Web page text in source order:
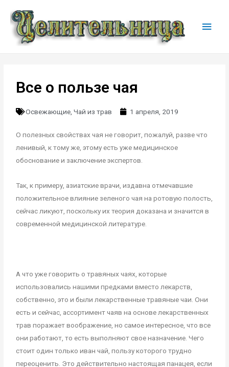
Все о пользе чая
Освежающие ,Чай из трав 1 апреля, 2019
О полезных свойствах чая не говорит, пожалуй, разве что
ленивый, к тому же, этому есть уже медицинское
обоснование и заключение экспертов.
Так, к примеру, азиатские врачи, издавна отмечавшие
положительное влияние зеленого чая на ротовую полость,
сейчас ликуют, поскольку их теория доказана и значится в
современной медицинской литературе.
А что уже говорить о травяных чаях, которые
использовались нашими предками вместо лекарств,
собственно, это и были лекарственные травяные чаи. Они
есть и сейчас, ассортимент чаяв на основе лекарственных
трав поражает воображение, но самое интересное, что все
они работают, то есть выполняют свое назначение. Чего
стоит один только иван чай, пользу которого трудно
переоценить. Это действительно настоящая панацея, если